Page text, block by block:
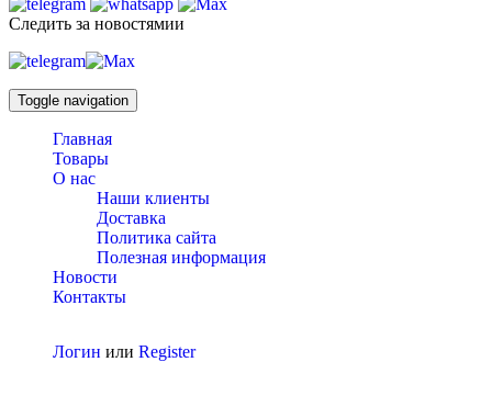
Следить за новостямии
Toggle navigation
Главная
Товары
О нас
Наши клиенты
Доставка
Политика сайта
Полезная информация
Новости
Контакты
Логин или Register